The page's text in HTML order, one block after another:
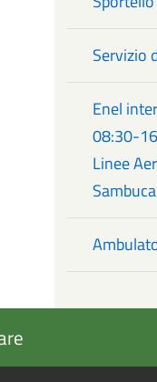
Servizio
Enel
08:30-
Linee